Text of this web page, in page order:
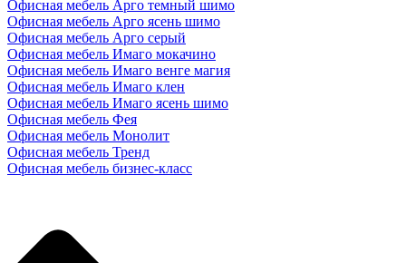
Офисная мебель Арго темный шимо
Офисная мебель Арго ясень шимо
Офисная мебель Арго серый
Офисная мебель Имаго мокачино
Офисная мебель Имаго венге магия
Офисная мебель Имаго клен
Офисная мебель Имаго ясень шимо
Офисная мебель Фея
Офисная мебель Монолит
Офисная мебель Тренд
Офисная мебель бизнес-класс